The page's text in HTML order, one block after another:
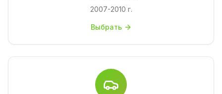
2007-2010 г.
Выбрать